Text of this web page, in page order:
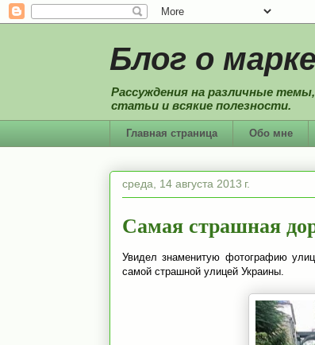
Блог о
Рассуждения на различные
статьи и всякие полезности.
Главная страница Обо мне
среда, 14 августа 2013 г.
Самая страшная
Увидел знаменитую фотографию
самой страшной улицей Украины.